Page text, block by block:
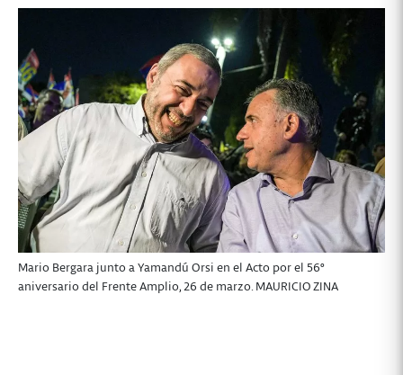
Mario Bergara junto a Yamandú Orsi en el Acto por el 56º
aniversario del Frente Amplio, 26 de marzo. MAURICIO ZINA